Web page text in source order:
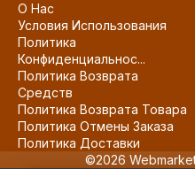
О Нас
Условия Использования
Политика
Конфиденциальнос...
Политика Возврата
Средств
Политика Возврата Товара
Политика Отмены Заказа
Политика Доставки
©2026